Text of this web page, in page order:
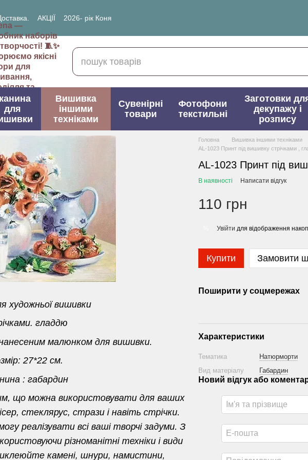
АКЦІЇ
2026- рік Коня
—
наборів
🧵✨
якісні
для
та
проектів.
для
Вишивка
іншими
техніками
Сувенірні
товари
Фотофони
текстильні
Заготовки
декупажу і
розпису
художньої вишивки
гладдю
малюнком для вишивки.
27*22 см.
: габардин
що можна використовувати для ваших
стеклярус, стрази і навіть стрічки.
реалізувати всі ваші творчі задуми. З
різноманітні техніки і види
камені, шнури, намистини,
Головна Вишивка іншими техніками
AL-1023 Принт під вишивку стрічками ,
AL-1023 Принт під
В наявності Написати відгук
110 грн
Увійти для відображення
Купити Замовити
Поширити у соцмережах
Характеристики
Тематика
Натюрморти
Вид матеріалу
Габардин
Новий відгук або